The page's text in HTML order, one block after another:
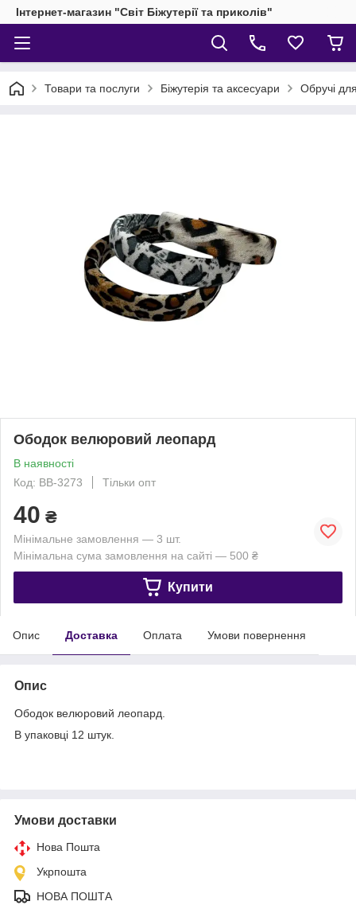
Інтернет-магазин "Світ Біжутерії та приколів"
Товари та послуги Біжутерія та аксесуари Обручі
Ободок велюровий леопард
В наявності
Код: ВВ-3273
Тільки опт
40 ₴
Мінімальне замовлення — 3 шт.
Мінімальна сума замовлення на сайті — 500 ₴
Купити
Опис Доставка Оплата Умови повернення
Опис
Ободок велюровий леопард.
В упаковці 12 штук.
Умови доставки
Нова Пошта
Укрпошта
НОВА ПОШТА